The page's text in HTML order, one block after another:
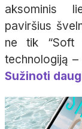
aksominis
paviršius
ne tik “Soft
technologiją
Sužinoti